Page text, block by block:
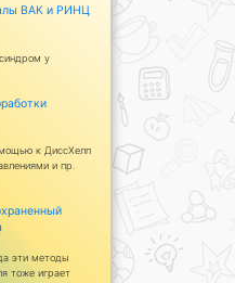
ВАК и РИНЦ
у
к ДиссХелп
и пр.
эти методы
тоже играет